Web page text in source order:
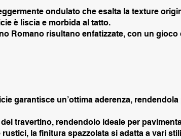
ondulato che esalta la texture
è liscia e morbida al tatto.
Romano risultano enfatizzate, con un gioco
garantisce un’ottima aderenza,
travertino, rendendolo ideale per
la finitura spazzolata si adatta a vari